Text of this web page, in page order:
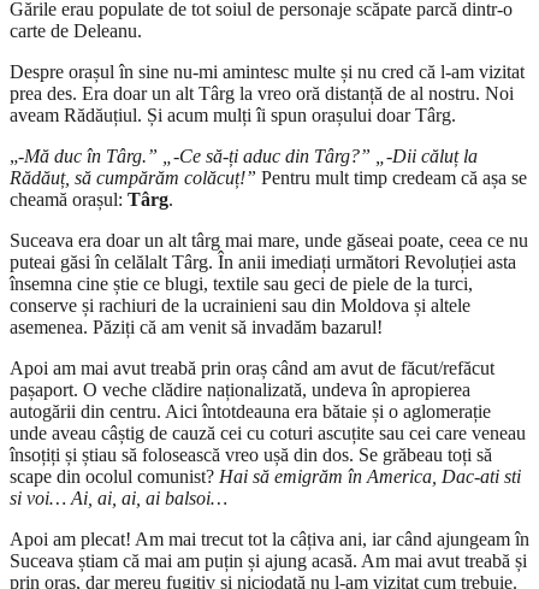
Gările erau populate de tot soiul de personaje scăpate parcă dintr-o
carte de Deleanu.
Despre orașul în sine nu-mi amintesc multe și nu cred că l-am vizitat
prea des. Era doar un alt Târg la vreo oră distanță de al nostru. Noi
aveam Rădăuțiul. Și acum mulți îi spun orașului doar Târg.
„-Mă duc în Târg.” „-Ce să-ți aduc din Târg?” „-Dii căluț la
Rădăuț, să cumpărăm colăcuț!” Pentru mult timp credeam că așa se
cheamă orașul: Târg.
Suceava era doar un alt târg mai mare, unde găseai poate, ceea ce nu
puteai găsi în celălalt Târg. În anii imediați următori Revoluției asta
însemna cine știe ce blugi, textile sau geci de piele de la turci,
conserve și rachiuri de la ucrainieni sau din Moldova și altele
asemenea. Păziți că am venit să invadăm bazarul!
Apoi am mai avut treabă prin oraș când am avut de făcut/refăcut
pașaport. O veche clădire naționalizată, undeva în apropierea
autogării din centru. Aici întotdeauna era bătaie și o aglomerație
unde aveau câștig de cauză cei cu coturi ascuțite sau cei care veneau
însoțiți și știau să folosească vreo ușă din dos. Se grăbeau toți să
scape din ocolul comunist? Hai să emigrăm în America, Dac-ati sti
si voi… Ai, ai, ai, ai balsoi…
Apoi am plecat! Am mai trecut tot la câțiva ani, iar când ajungeam în
Suceava știam că mai am puțin și ajung acasă. Am mai avut treabă și
prin oraș, dar mereu fugitiv și niciodată nu l-am vizitat cum trebuie.